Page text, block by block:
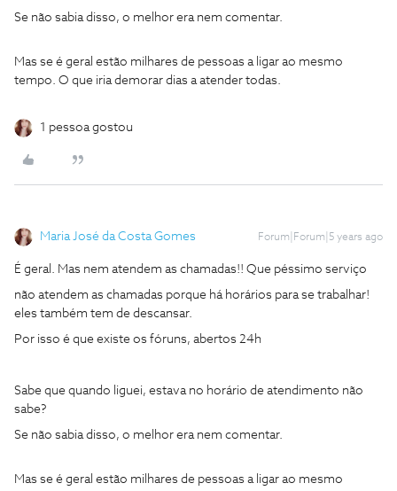
Se não sabia disso, o melhor era nem comentar.
Mas se é geral estão milhares de pessoas a ligar ao mesmo
tempo. O que iria demorar dias a atender todas.
1 pessoa gostou
Maria José da Costa Gomes Forum|Forum|5 years ago
É geral. Mas nem atendem as chamadas!! Que péssimo serviço
não atendem as chamadas porque há horários para se trabalhar!
eles também tem de descansar.
Por isso é que existe os fóruns, abertos 24h
Sabe que quando liguei, estava no horário de atendimento não
sabe?
Se não sabia disso, o melhor era nem comentar.
Mas se é geral estão milhares de pessoas a ligar ao mesmo